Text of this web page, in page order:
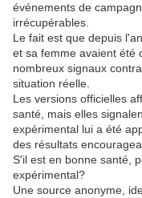
événements de
irrécupérables.
Le fait est que depuis
et sa femme avaient été
nombreux signaux
situation réelle.
Les versions officielles
santé, mais elles
expérimental lui a été
des résultats
S'il est en bonne santé,
expérimental?
Une source anonyme,